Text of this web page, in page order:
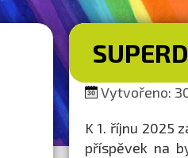
Vytvořeno:
K 1. říjnu 2025
příspěvek na